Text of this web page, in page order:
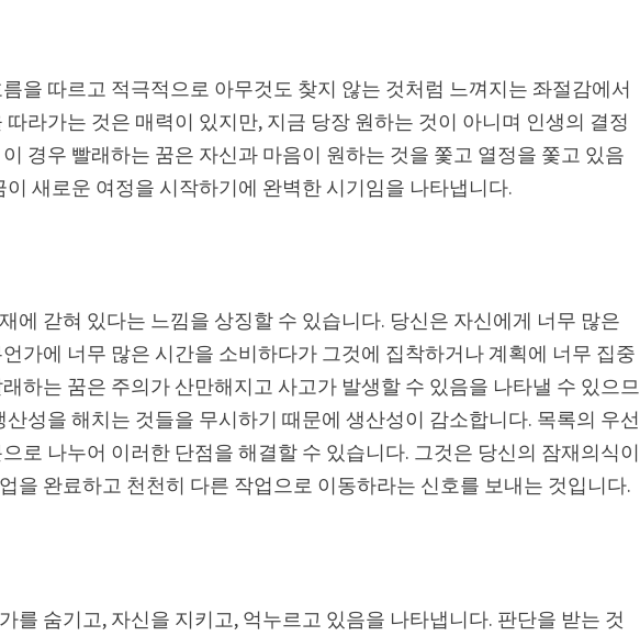
을 따르고 적극적으로 아무것도 찾지 않는 것처럼 느껴지는 좌절감에서
라가는 것은 매력이 있지만, 지금 당장 원하는 것이 아니며 인생의 결정
경우 빨래하는 꿈은 자신과 마음이 원하는 것을 쫓고 열정을 쫓고 있음
새로운 여정을 시작하기에 완벽한 시기임을 나타냅니다.
에 갇혀 있다는 느낌을 상징할 수 있습니다. 당신은 자신에게 너무 많은
가에 너무 많은 시간을 소비하다가 그것에 집착하거나 계획에 너무 집중
하는 꿈은 주의가 산만해지고 사고가 발생할 수 있음을 나타낼 수 있으므
성을 해치는 것들을 무시하기 때문에 생산성이 감소합니다. 목록의 우선
로 나누어 이러한 단점을 해결할 수 있습니다. 그것은 당신의 잠재의식이
을 완료하고 천천히 다른 작업으로 이동하라는 신호를 보내는 것입니다.
를 숨기고, 자신을 지키고, 억누르고 있음을 나타냅니다. 판단을 받는 것